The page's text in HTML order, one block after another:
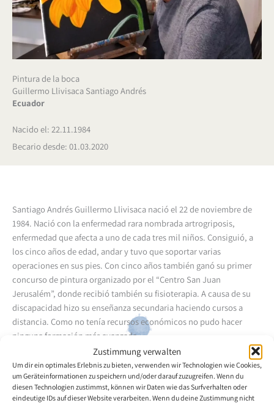
Zustimmung verwalten
Um dir ein optimales Erlebnis zu bieten, verwenden wir Technologien wie Cookies,
um Geräteinformationen zu speichern und/oder darauf zuzugreifen. Wenn du
diesen Technologien zustimmst, können wir Daten wie das Surfverhalten oder
eindeutige IDs auf dieser Website verarbeiten. Wenn du deine Zustimmung nicht
Pintura de la boca
Guillermo Llivisaca Santiago Andrés
Ecuador
Nacido el: 22.11.1984
Becario desde: 01.03.2020
Santiago Andrés Guillermo Llivisaca nació el 22 de noviembre de
1984. Nació con la enfermedad rara nombrada artrogriposis,
enfermedad que afecta a uno de cada tres mil niños. Consiguió, a
los cinco años de edad, andar y tuvo que soportar varias
operaciones en sus pies. Con cinco años también ganó su primer
concurso de pintura organizado por el “Centro San Juan
Jerusalém”, donde recibió también su fisioterapia. A causa de su
discapacidad hizo su enseñanza secundaria haciendo cursos a
distancia. Como no tenía recursos económicos no pudo hacer
ninguna formación más avanzada.
Volver a la descripción general del artista